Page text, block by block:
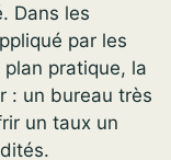
Dans les
par les
plan pratique, la
: un bureau très
un taux un